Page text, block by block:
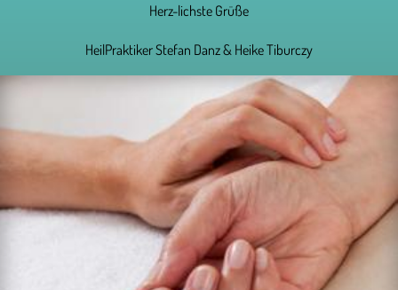
Herz-lichste Grüße
HeilPraktiker Stefan Danz & Heike Tiburczy